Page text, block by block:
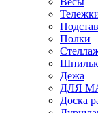
Полки
Дежа
ДЛЯ
Доска